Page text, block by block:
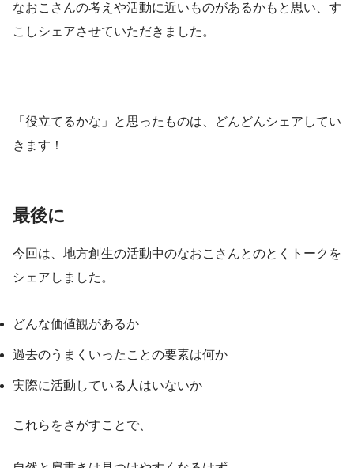
なおこさんの考えや活動に近いものがあるかもと思い、す
こしシェアさせていただきました。
「役立てるかな」と思ったものは、どんどんシェアしてい
きます！
最後に
今回は、地方創生の活動中のなおこさんとのとくトークを
シェアしました。
どんな価値観があるか
過去のうまくいったことの要素は何か
実際に活動している人はいないか
これらをさがすことで、